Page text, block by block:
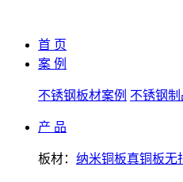
首 页
案 例
不锈钢板材案例 不锈钢制
产 品
板材： 纳米铜板真铜板无